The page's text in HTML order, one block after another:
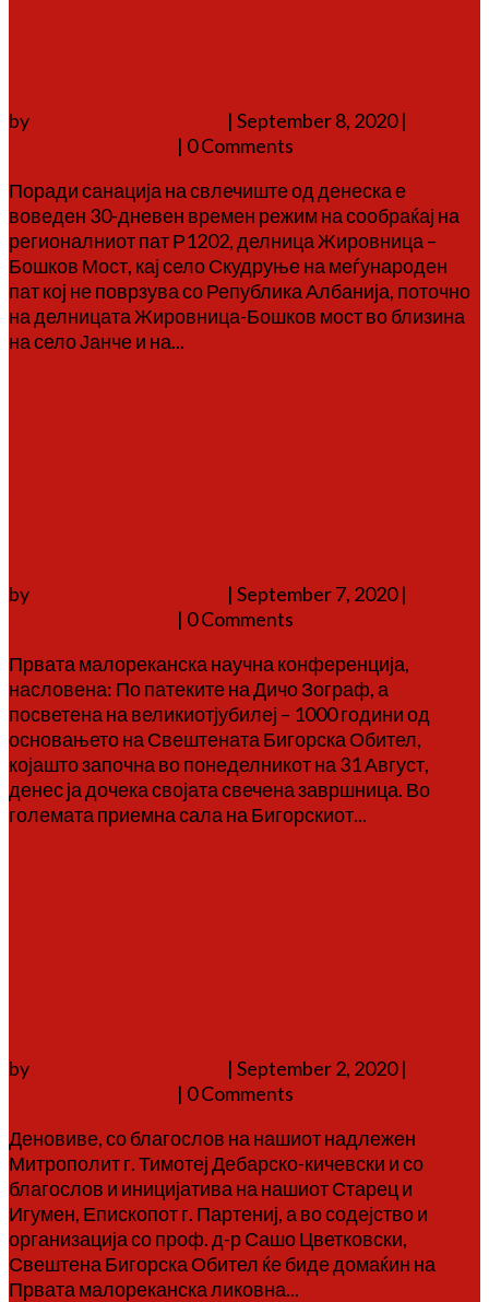
by | September 8, 2020|
| 0 Comments
Поради санација на свлечиште од денеска е
воведен 30-дневен времен режим на сообраќај на
регионалниот пат Р1202, делница Жировница –
Бошков Мост, кај село Скудруње на меѓународен
пат кој не поврзува со Република Албанија, поточно
на делницата Жировница-Бошков мост во близина
на село Јанче и на...
by | September 7, 2020|
| 0 Comments
Првата малореканска научна конференција,
насловена: По патеките на Дичо Зограф, а
посветена на великиотјубилеј – 1000 години од
основањето на Свештената Бигорска Обител,
којашто започна во понеделникот на 31 Август,
денес ја дочека својата свечена завршница. Во
големата приемна сала на Бигорскиот...
by | September 2, 2020|
| 0 Comments
Деновиве, со благослов на нашиот надлежен
Митрополит г. Тимотеј Дебарско-кичевски и со
благослов и иницијатива на нашиот Старец и
Игумен, Епископот г. Партениј, а во содејство и
организација со проф. д-р Сашо Цветковски,
Свештена Бигорска Обител ќе биде домаќин на
Првата малореканска ликовна...